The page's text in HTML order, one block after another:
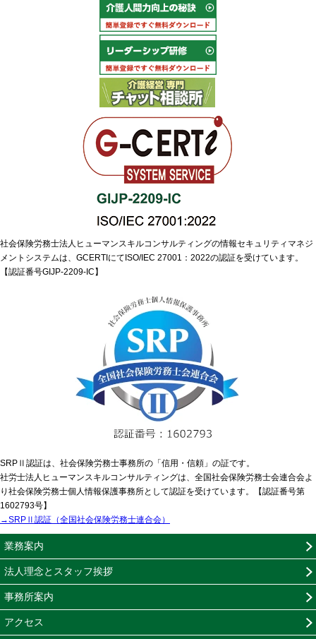
社会保険労務士法人ヒューマンスキルコンサルティングの情報セキュリティマネジ
メントシステムは、GCERTIにてISO/IEC 27001：2022の認証を受けています。
【認証番号GIJP-2209-IC】
SRPⅡ認証は、社会保険労務士事務所の「信用・信頼」の証です。
社労士法人ヒューマンスキルコンサルティングは、全国社会保険労務士会連合会よ
り社会保険労務士個人情報保護事務所として認証を受けています。【認証番号第
1602793号】
→SRPⅡ認証（全国社会保険労務士連合会）
業務案内
法人理念とスタッフ挨拶
事務所案内
アクセス